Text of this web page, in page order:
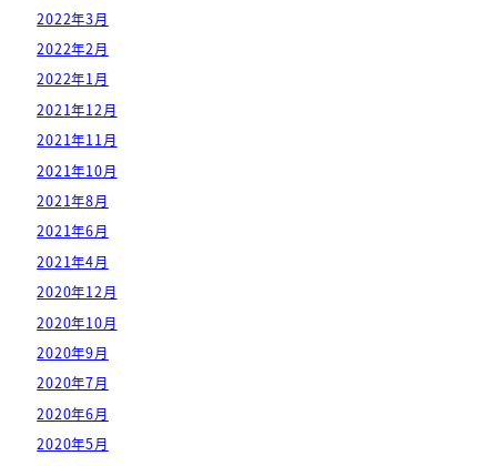
2022年3月
2022年2月
2022年1月
2021年12月
2021年11月
2021年10月
2021年8月
2021年6月
2021年4月
2020年12月
2020年10月
2020年9月
2020年7月
2020年6月
2020年5月